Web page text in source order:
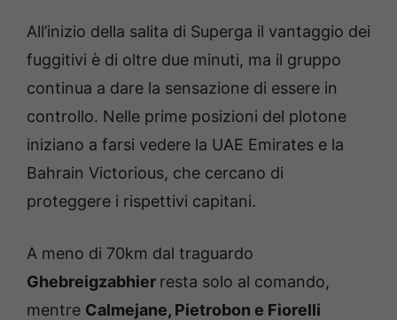
All’inizio della salita di Superga il vantaggio dei
fuggitivi è di oltre due minuti, ma il gruppo
continua a dare la sensazione di essere in
controllo. Nelle prime posizioni del plotone
iniziano a farsi vedere la UAE Emirates e la
Bahrain Victorious, che cercano di
proteggere i rispettivi capitani.
A meno di 70km dal traguardo
Ghebreigzabhier resta solo al comando,
mentre Calmejane, Pietrobon e Fiorelli